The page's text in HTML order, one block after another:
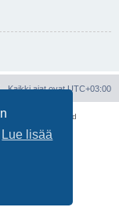
Lue lisää
Kaikki ajat ovatUTC+03:00
© phpBB Limited
Pettis)